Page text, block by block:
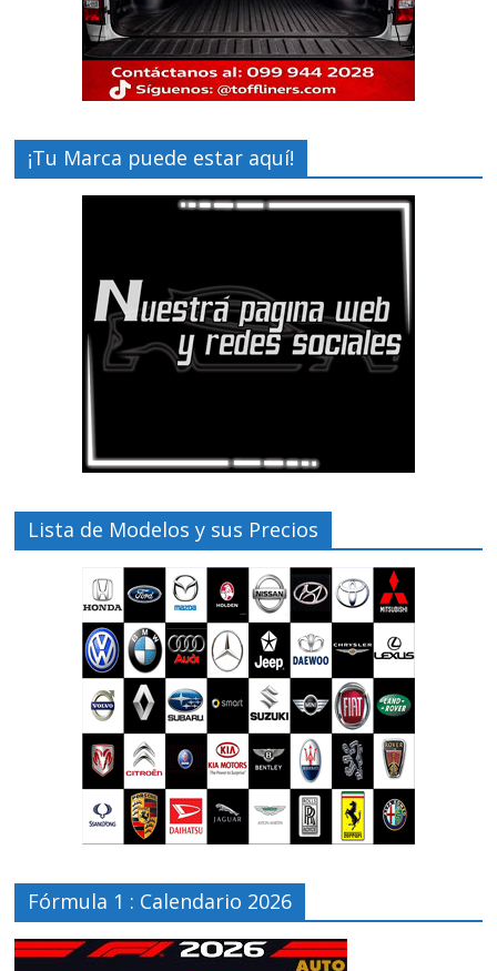
¡Tu Marca puede estar aquí!
Lista de Modelos y sus Precios
Fórmula 1 : Calendario 2026